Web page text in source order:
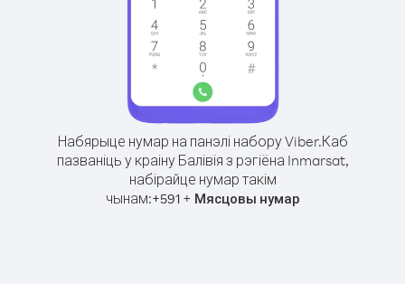
Набярыце нумар на панэлі набору Viber.Каб
пазваніць у краіну Балівія з рэгіёна Inmarsat,
набірайце нумар такім
чынам:+591+ Мясцовы нумар